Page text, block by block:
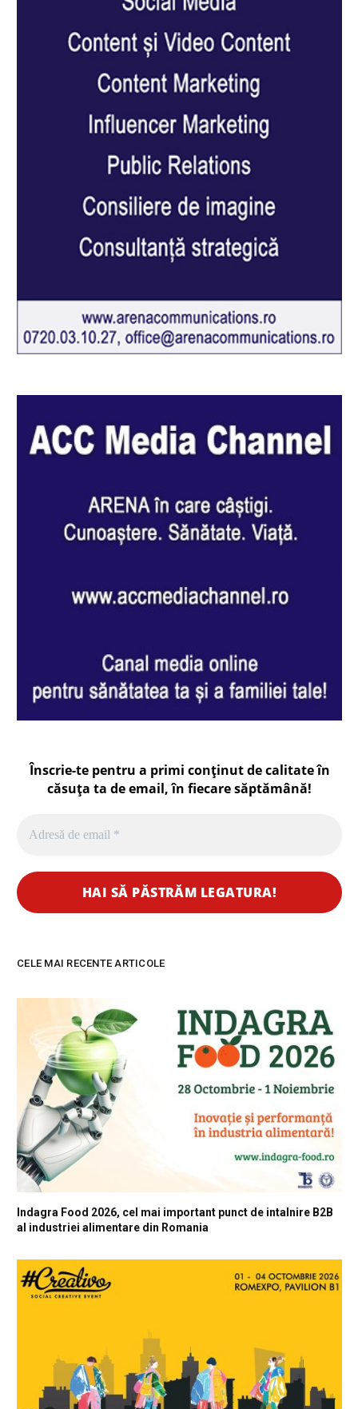
Înscrie-te pentru a primi conținut de calitate în
căsuța ta de email, în fiecaresăptămână!
CELE MAI RECENTE ARTICOLE
Indagra Food 2026, cel mai important punct de intalnire B2B
al industriei alimentare din Romania